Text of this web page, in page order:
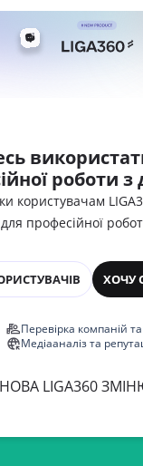
роботи
користувачам
професійної
ХОЧУ
Перевірка компаній
Медіааналіз та
НОВА LIGA360